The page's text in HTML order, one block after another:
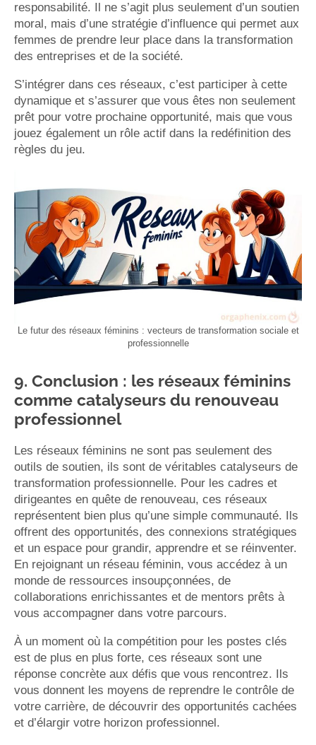
responsabilité. Il ne s’agit plus seulement d’un soutien
moral, mais d’une stratégie d’influence qui permet aux
femmes de prendre leur place dans la transformation
des entreprises et de la société.
S’intégrer dans ces réseaux, c’est participer à cette
dynamique et s’assurer que vous êtes non seulement
prêt pour votre prochaine opportunité, mais que vous
jouez également un rôle actif dans la redéfinition des
règles du jeu.
Le futur des réseaux féminins : vecteurs de transformation sociale et
professionnelle
9. Conclusion : les réseaux féminins
comme catalyseurs du renouveau
professionnel
Les réseaux féminins ne sont pas seulement des
outils de soutien, ils sont de véritables catalyseurs de
transformation professionnelle. Pour les cadres et
dirigeantes en quête de renouveau, ces réseaux
représentent bien plus qu’une simple communauté. Ils
offrent des opportunités, des connexions stratégiques
et un espace pour grandir, apprendre et se réinventer.
En rejoignant un réseau féminin, vous accédez à un
monde de ressources insoupçonnées, de
collaborations enrichissantes et de mentors prêts à
vous accompagner dans votre parcours.
À un moment où la compétition pour les postes clés
est de plus en plus forte, ces réseaux sont une
réponse concrète aux défis que vous rencontrez. Ils
vous donnent les moyens de reprendre le contrôle de
votre carrière, de découvrir des opportunités cachées
et d’élargir votre horizon professionnel.